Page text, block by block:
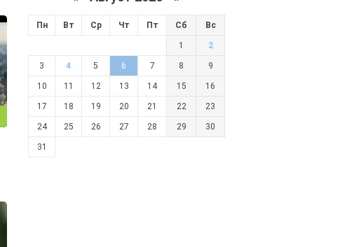
Пн Вт Ср Чт Пт Сб Вс
1 2
3 4 5 6 7 8 9
10 11 12 13 14 15 16
17 18 19 20 21 22 23
24 25 26 27 28 29 30
31